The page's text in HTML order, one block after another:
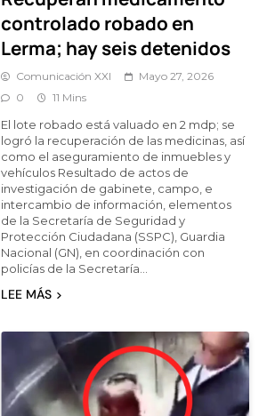
controlado robado en
Lerma; hay seis detenidos
Comunicación XXI
Mayo 27, 2026
0
11 Mins
El lote robado está valuado en 2 mdp; se
logró la recuperación de las medicinas, así
como el aseguramiento de inmuebles y
vehículos Resultado de actos de
investigación de gabinete, campo, e
intercambio de información, elementos
de la Secretaría de Seguridad y
Protección Ciudadana (SSPC), Guardia
Nacional (GN), en coordinación con
policías de la Secretaría…
LEE MÁS